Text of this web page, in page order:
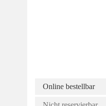
Online bestellbar